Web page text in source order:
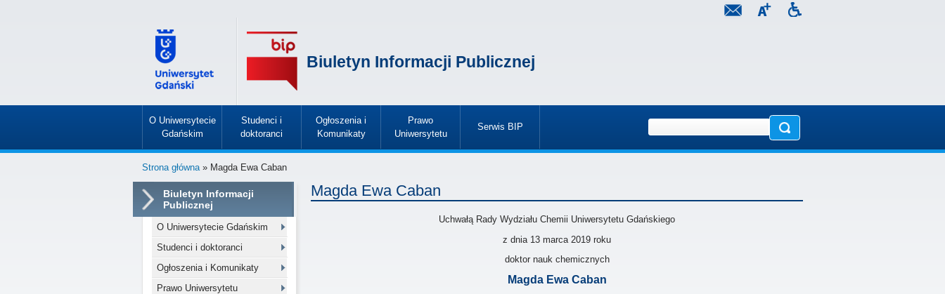
Biuletyn Informacji Publicznej
O Uniwersytecie
Gdańskim
»
Studenci i
doktoranci
»
Ogłoszenia i
Komunikaty
»
Prawo
Uniwersytetu
»
Serwis BIP
»
Strona główna» Magda Ewa Caban
Biuletyn Informacji
Publicznej
O Uniwersytecie Gdańskim
Studenci i doktoranci
Ogłoszenia i Komunikaty
Prawo Uniwersytetu
Magda Ewa Caban
Uchwałą Rady Wydziału Chemii Uniwersytetu Gdańskiego
z dnia 13 marca 2019 roku
doktor nauk chemicznych
Magda Ewa Caban